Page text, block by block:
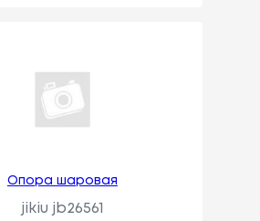
Опора шаровая
jikiu jb26561